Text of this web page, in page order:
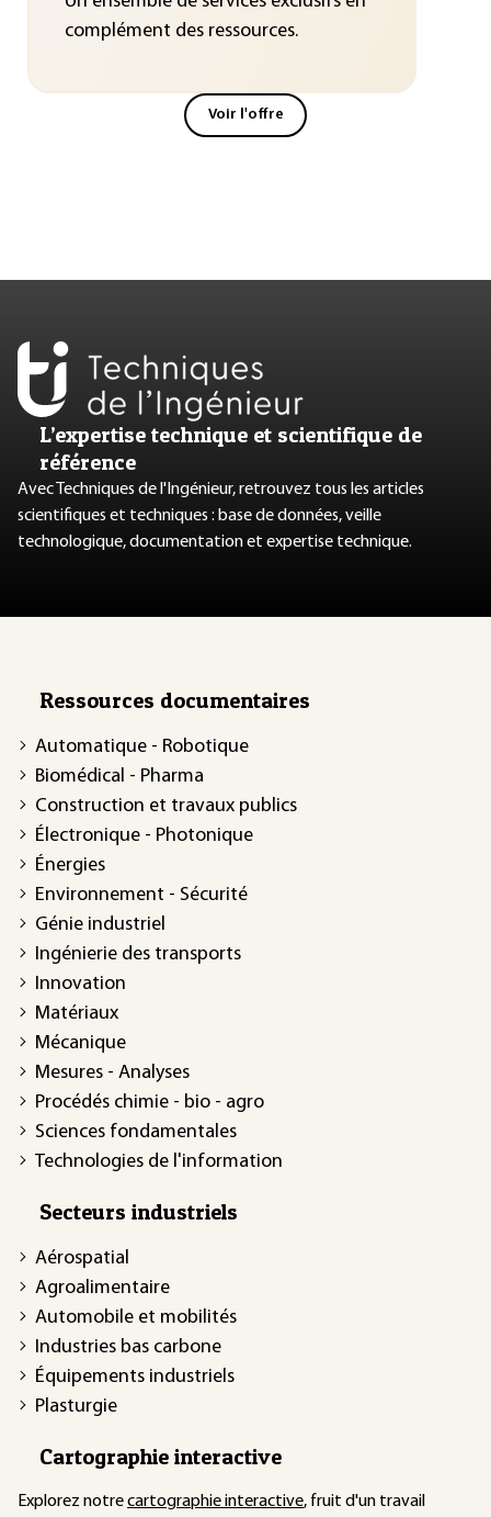
complément des ressources.
Voir l'offre
L’expertise technique et scientifique de
référence
Avec Techniques de l'Ingénieur, retrouvez tous les articles
scientifiques et techniques : base de données, veille
technologique, documentation et expertise technique.
Ressources documentaires
Automatique - Robotique
Biomédical - Pharma
Construction et travaux publics
Électronique - Photonique
Énergies
Environnement - Sécurité
Génie industriel
Ingénierie des transports
Innovation
Matériaux
Mécanique
Mesures - Analyses
Procédés chimie - bio - agro
Sciences fondamentales
Technologies de l'information
Secteurs industriels
Aérospatial
Agroalimentaire
Automobile et mobilités
Industries bas carbone
Équipements industriels
Plasturgie
Cartographie interactive
Explorez notrecartographie interactive, fruit d'un travail